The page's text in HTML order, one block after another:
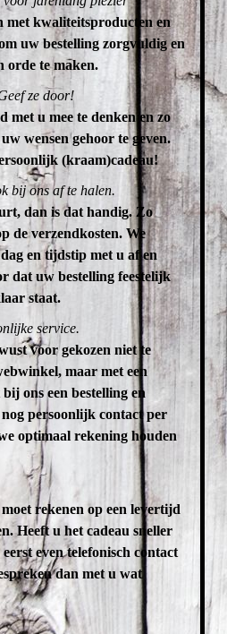
met kwaliteitsproducten en
uw bestelling zorgvuldig en
orde te maken.
ze door!
met u mee te denken en zo
wensen gehoor te geven.
(kraam)cadeau!
bij ons af te halen.
dan is dat handig. Zo
de verzendkosten. We
en tijdstip met u af en
dat uw bestelling feestelijk
staat.
service.
voor gekozen niet te
maar met een
ons een bestelling en
persoonlijk contact per
optimaal rekening houden
rekenen op een levertijd
Heeft u het cadeau sneller
even telefonisch contact
dan met u wat